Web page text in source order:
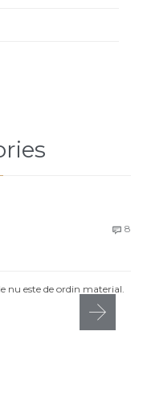
 8
este de ordin material.